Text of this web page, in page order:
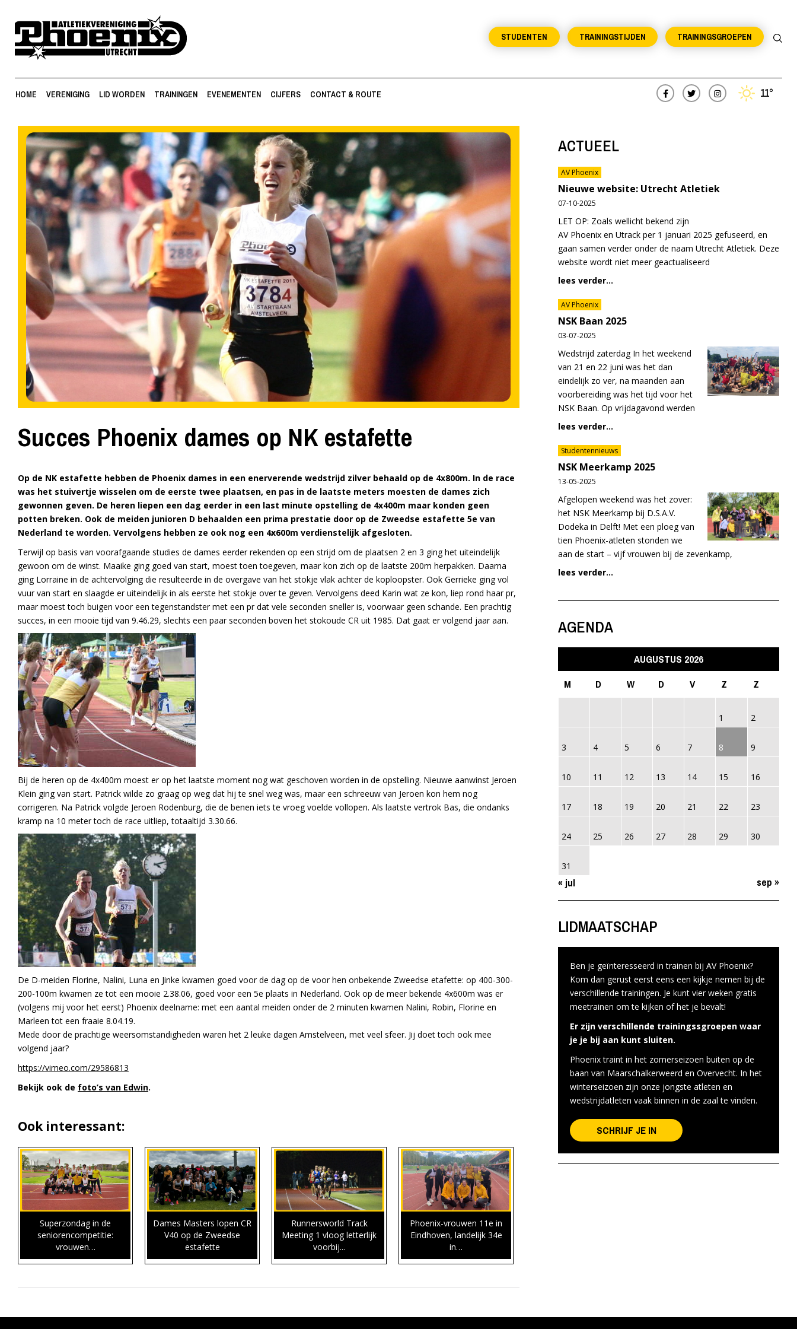
TRAININGSGROEPEN
TRAININGSTIJDEN
STUDENTEN
HOME VERENIGING LID WORDEN TRAININGEN EVENEMENTEN CIJFERS CONTACT & ROUTE 11°
Succes Phoenix dames op NK estafette
Op de NK estafette hebben de Phoenix dames in een enerverende wedstrijd zilver behaald op de 4x800m. In de race
was het stuivertje wisselen om de eerste twee plaatsen, en pas in de laatste meters moesten de dames zich
gewonnen geven. De heren liepen een dag eerder in een last minute opstelling de 4x400m maar konden geen
potten breken. Ook de meiden junioren D behaalden een prima prestatie door op de Zweedse estafette 5e van
Nederland te worden. Vervolgens hebben ze ook nog een 4x600m verdienstelijk afgesloten.
Terwijl op basis van voorafgaande studies de dames eerder rekenden op een strijd om de plaatsen 2 en 3 ging het uiteindelijk
gewoon om de winst. Maaike ging goed van start, moest toen toegeven, maar kon zich op de laatste 200m herpakken. Daarna
ging Lorraine in de achtervolging die resulteerde in de overgave van het stokje vlak achter de koploopster. Ook Gerrieke ging vol
vuur van start en slaagde er uiteindelijk in als eerste het stokje over te geven. Vervolgens deed Karin wat ze kon, liep rond haar pr,
maar moest toch buigen voor een tegenstandster met een pr dat vele seconden sneller is, voorwaar geen schande. Een prachtig
succes, in een mooie tijd van 9.46.29, slechts een paar seconden boven het stokoude CR uit 1985. Dat gaat er volgend jaar aan.
Bij de heren op de 4x400m moest er op het laatste moment nog wat geschoven worden in de opstelling. Nieuwe aanwinst Jeroen
Klein ging van start. Patrick wilde zo graag op weg dat hij te snel weg was, maar een schreeuw van Jeroen kon hem nog
corrigeren. Na Patrick volgde Jeroen Rodenburg, die de benen iets te vroeg voelde vollopen. Als laatste vertrok Bas, die ondanks
kramp na 10 meter toch de race uitliep, totaaltijd 3.30.66.
De D-meiden Florine, Nalini, Luna en Jinke kwamen goed voor de dag op de voor hen onbekende Zweedse etafette: op 400-300-
200-100m kwamen ze tot een mooie 2.38.06, goed voor een 5e plaats in Nederland. Ook op de meer bekende 4x600m was er
(volgens mij voor het eerst) Phoenix deelname: met een aantal meiden onder de 2 minuten kwamen Nalini, Robin, Florine en
Marleen tot een fraaie 8.04.19.
Mede door de prachtige weersomstandigheden waren het 2 leuke dagen Amstelveen, met veel sfeer. Jij doet toch ook mee
volgend jaar?
https://vimeo.com/29586813
Bekijk ook de foto’s van Edwin.
Ook interessant:
Superzondag in de
seniorencompetitie:
vrouwen…
Dames Masters lopen CR
V40 op de Zweedse
estafette
Runnersworld Track
Meeting 1 vloog letterlijk
voorbij...
Phoenix-vrouwen 11e in
Eindhoven, landelijk 34e
in…
ACTUEEL
AV Phoenix
Nieuwe website: Utrecht Atletiek
07-10-2025
LET OP: Zoals wellicht bekend zijn
AV Phoenix en Utrack per 1 januari 2025 gefuseerd, en
gaan samen verder onder de naam Utrecht Atletiek. Deze
website wordt niet meer geactualiseerd
lees verder...
AV Phoenix
NSK Baan 2025
03-07-2025
Wedstrijd zaterdag In het weekend
van 21 en 22 juni was het dan
eindelijk zo ver, na maanden aan
voorbereiding was het tijd voor het
NSK Baan. Op vrijdagavond werden
lees verder...
Studentennieuws
NSK Meerkamp 2025
13-05-2025
Afgelopen weekend was het zover:
het NSK Meerkamp bij D.S.A.V.
Dodeka in Delft! Met een ploeg van
tien Phoenix-atleten stonden we
aan de start – vijf vrouwen bij de zevenkamp,
lees verder...
AGENDA
AUGUSTUS 2026
M
D W D V Z Z
1 2
3 4 5 6 7 8 9
10 11 12 13 14 15 16
17 18 19 20 21 22 23
24 25 26 27 28 29 30
31
« jul sep »
LIDMAATSCHAP
Ben je geïnteresseerd in trainen bij AV Phoenix?
Kom dan gerust eerst eens een kijkje nemen bij de
verschillende trainingen. Je kunt vier weken gratis
meetrainen om te kijken of het je bevalt!
Er zijn verschillende trainingssgroepen waar
je je bij aan kunt sluiten.
Phoenix traint in het zomerseizoen buiten op de
baan van Maarschalkerweerd en Overvecht. In het
winterseizoen zijn onze jongste atleten en
wedstrijdatleten vaak binnen in de zaal te vinden.
SCHRIJF JE IN